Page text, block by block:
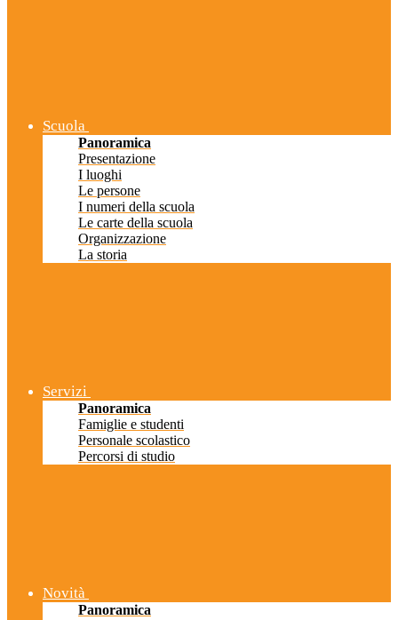
Scuola
Panoramica
Presentazione
I luoghi
Le persone
I numeri della scuola
Le carte della scuola
Organizzazione
La storia
Servizi
Panoramica
Famiglie e studenti
Personale scolastico
Percorsi di studio
Novità
Panoramica